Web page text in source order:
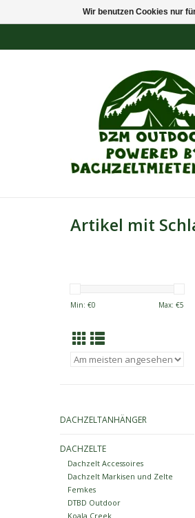
Artikel mit
Min: €0 Max: €5
DACHZELTANHÄNGER
DACHZELTE
Dachzelt Accessoires
Dachzelt Markisen und Zelte
Femkes
DTBD Outdoor
Koala Creek
Wir benutzen Cookies nur